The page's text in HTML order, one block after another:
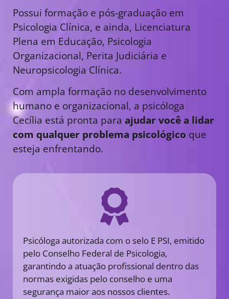
Possui formação e pós-graduação em
Psicologia Clínica, e ainda, Licenciatura
Plena em Educação, Psicologia
Organizacional, Perita Judiciária e
Neuropsicologia Clínica.
Com ampla formação no desenvolvimento
humano e organizacional, a psicóloga
Cecília está pronta para ajudar você a lidar
com qualquer problema psicológico que
esteja enfrentando.
Psicóloga autorizada com o selo E PSI, emitido
pelo Conselho Federal de Psicologia,
garantindo a atuação profissional dentro das
normas exigidas pelo conselho e uma
segurança maior aos nossos clientes.